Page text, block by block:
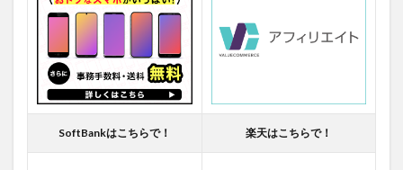
SoftBankはこちらで！ 楽天はこちらで！